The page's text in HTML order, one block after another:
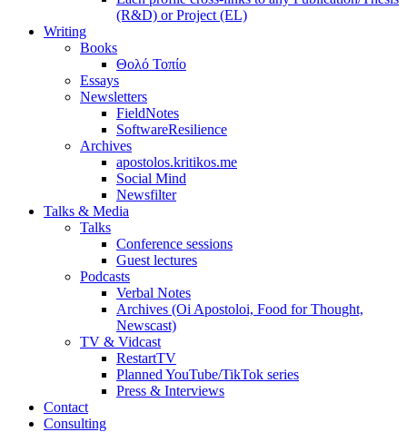
(R&D) or Project (EL)
Writing
Books
Θολό Τοπίο
Essays
Newsletters
FieldNotes
SoftwareResilience
Archives
apostolos.kritikos.me
Social Mind
Newsfilter
Talks & Media
Talks
Conference sessions
Guest lectures
Podcasts
Verbal Notes
Archives (Oi Apostoloi, Food for Thought,
Newscast)
TV & Vidcast
RestartTV
Planned YouTube/TikTok series
Press & Interviews
Contact
Consulting